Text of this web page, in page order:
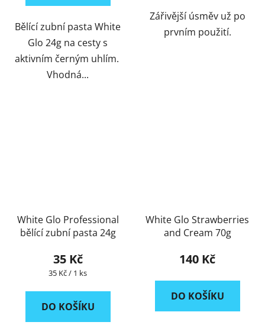
Bělící zubní pasta White
Glo 24g na cesty s
aktivním černým uhlím.
Vhodná...
Zářivější úsměv už po
prvním použití.
White Glo Professional
bělící zubní pasta 24g
35 Kč
Měrná
35 Kč / 1 ks
DO KOŠÍKU
White Glo Strawberries
and Cream 70g
140 Kč
DO KOŠÍKU